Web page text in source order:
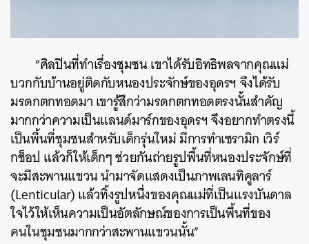
“ศิลปินที่ทำเรื่องชุมชน เขาได้รับอิทธิพลจากคุณแม่
บวกกับบ้านอยู่ติดกับหนองประจักษ์ของอุดรฯ จึงได้รับ
มรดกตกทอดมา เขารู้สึกว่ามรดกตกทอดตรงนั้นสำคัญ
มากกว่าความเป็นแลนด์มาร์กของอุดรฯ จึงอยากทำตรงนี้
เป็นพื้นที่ชุมชนสำหรับเด็กรุ่นใหม่ มีการทำเซรามิก เวิร์
กช็อป แล้วก็ให้เด็กๆ ช่วยกันถ่ายรูปพื้นที่หนองประจักษ์ที่
จะมีสะพานแขวน นำมาจัดแสดงเป็นภาพเลนทิคูลาร์
(Lenticular) แล้วทิ้งรูปหนึ่งของคุณแม่ที่เป็นแรงบันดาล
ใจไว้ให้เห็นความเป็นอัตลักษณ์ของการเป็นพื้นที่ของ
คนในชุมชนมากกว่าสะพานแขวนนั้น”